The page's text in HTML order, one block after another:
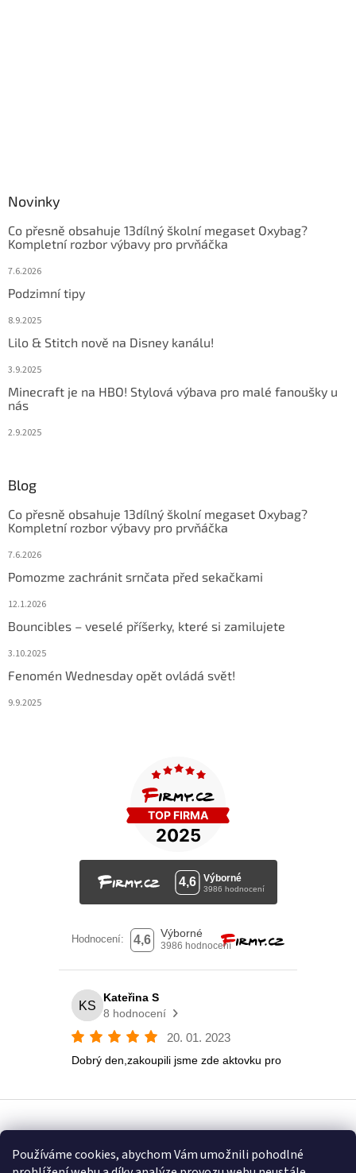
Používáme cookies, abychom Vám umožnili pohodlné
Novinky
Co přesně obsahuje 13dílný školní megaset Oxybag?
Kompletní rozbor výbavy pro prvňáčka
7.6.2026
Podzimní tipy
8.9.2025
Lilo & Stitch nově na Disney kanálu!
3.9.2025
Minecraft je na HBO! Stylová výbava pro malé fanoušky u
nás
2.9.2025
Blog
Co přesně obsahuje 13dílný školní megaset Oxybag?
Kompletní rozbor výbavy pro prvňáčka
7.6.2026
Pomozme zachránit srnčata před sekačkami
12.1.2026
Bouncibles – veselé příšerky, které si zamilujete
3.10.2025
Fenomén Wednesday opět ovládá svět!
9.9.2025